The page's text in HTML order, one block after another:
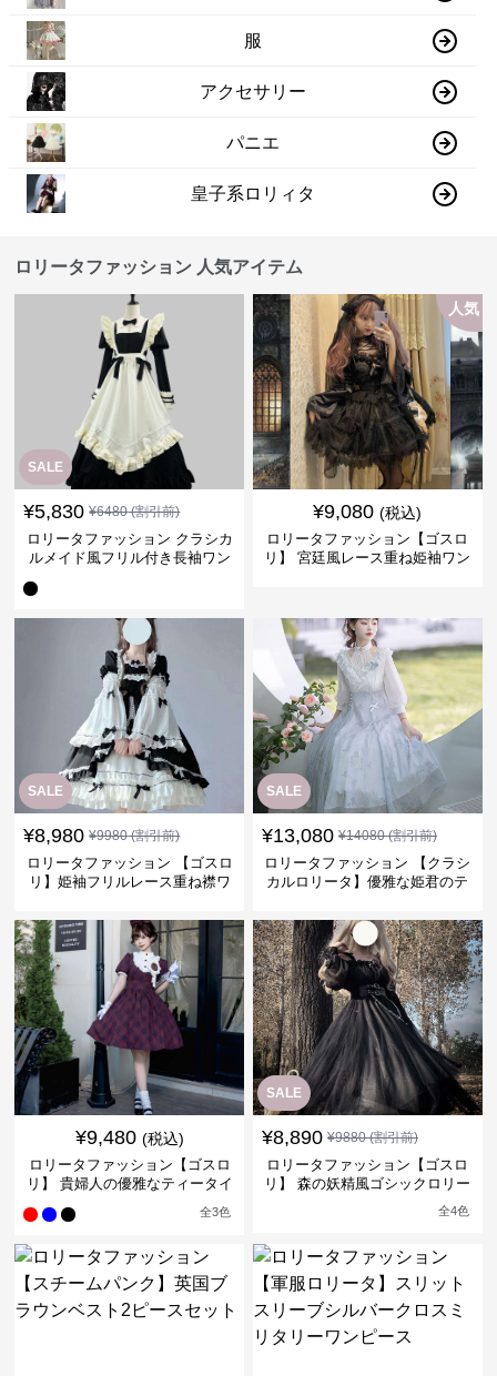
服
アクセサリー
パニエ
皇子系ロリィタ
ロリータファッション 人気アイテム
SALE
¥5,830 ¥6480(割引前)
ロリータファッション クラシカ
ルメイド風フリル付き長袖ワン
人気
¥9,080 (税込)
ロリータファッション【ゴスロ
リ】 宮廷風レース重ね姫袖ワン
SALE
¥8,980 ¥9980(割引前)
ロリータファッション 【ゴスロ
リ】姫袖フリルレース重ね襟ワ
SALE
¥13,080 ¥14080(割引前)
ロリータファッション 【クラシ
カルロリータ】優雅な姫君のテ
¥9,480 (税込)
ロリータファッション【ゴスロ
リ】 貴婦人の優雅なティータイ
全3色
SALE
¥8,890 ¥9880(割引前)
ロリータファッション【ゴスロ
リ】 森の妖精風ゴシックロリー
全4色